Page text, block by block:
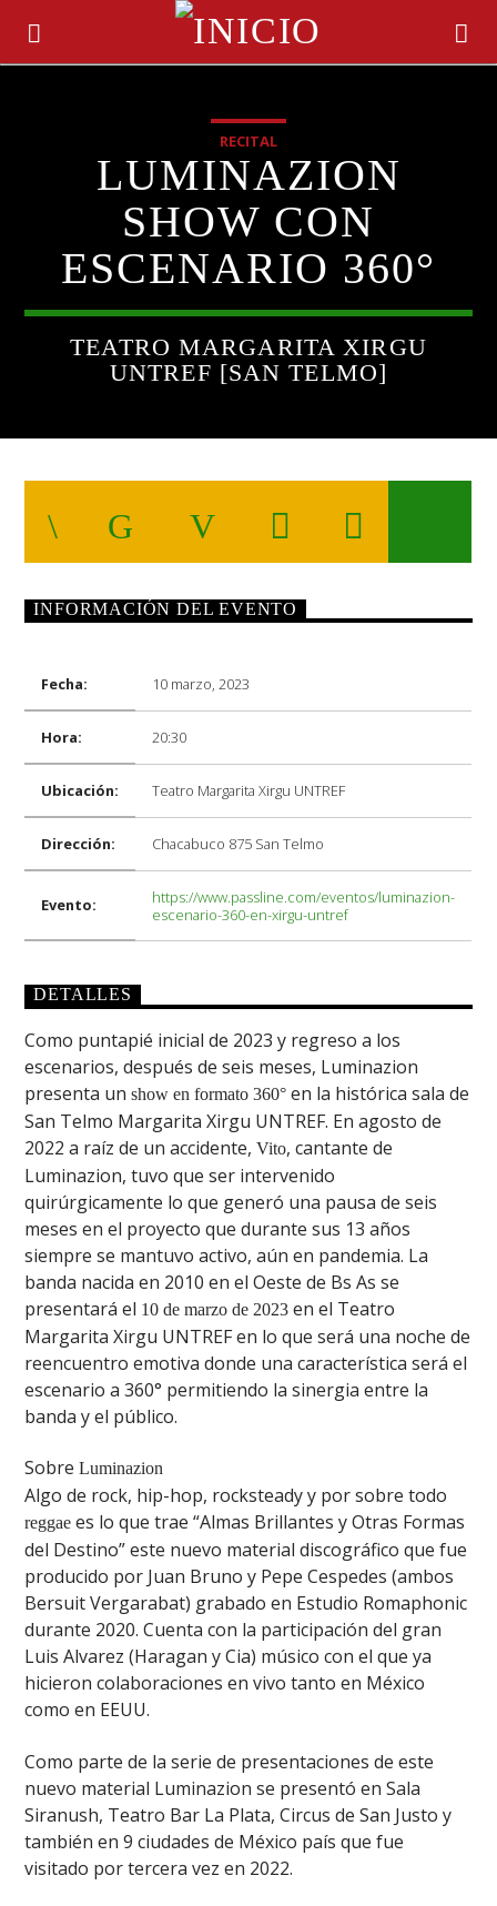
ARTISTA
RECITAL
LUMINAZION
SHOW CON
ESCENARIO 360°
TEATRO MARGARITA XIRGU
UNTREF [SAN TELMO]
INFORMACIÓN DEL EVENTO
Fecha: 10 marzo, 2023
Hora: 20:30
Ubicación: Teatro Margarita Xirgu UNTREF
Dirección: Chacabuco 875 San Telmo
Evento:
https://www.passline.com/eventos/luminazion-
escenario-360-en-xirgu-untref
DETALLES
Como puntapié inicial de 2023 y regreso a los
escenarios, después de seis meses, Luminazion
presenta un show en formato 360° en la histórica sala de
San Telmo Margarita Xirgu UNTREF. En agosto de
2022 a raíz de un accidente,Vito, cantante de
Luminazion, tuvo que ser intervenido
quirúrgicamente lo que generó una pausa de seis
meses en el proyecto que durante sus 13 años
siempre se mantuvo activo, aún en pandemia. La
banda nacida en 2010 en el Oeste de Bs As se
presentará el 10 de marzo de 2023 en el Teatro
Margarita Xirgu UNTREF en lo que será una noche de
reencuentro emotiva donde una característica será el
escenario a 360° permitiendo la sinergia entre la
banda y el público.
SobreLuminazion
Algo de rock, hip-hop, rocksteady y por sobre todo
reggae es lo que trae “Almas Brillantes y Otras Formas
del Destino” este nuevo material discográfico que fue
producido por Juan Bruno y Pepe Cespedes (ambos
Bersuit Vergarabat) grabado en Estudio Romaphonic
durante 2020. Cuenta con la participación del gran
Luis Alvarez (Haragan y Cia) músico con el que ya
hicieron colaboraciones en vivo tanto en México
como en EEUU.
Como parte de la serie de presentaciones de este
nuevo material Luminazion se presentó en Sala
Siranush, Teatro Bar La Plata, Circus de San Justo y
también en 9 ciudades de México país que fue
visitado por tercera vez en 2022.